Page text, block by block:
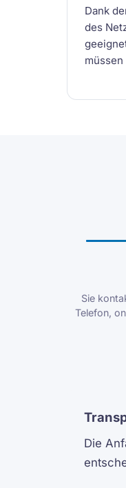
Dank
des
Sie
Telefon,
Die